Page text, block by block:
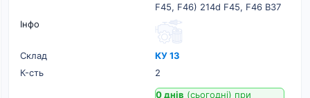
F45, F46) 214d F45, F46 B37
Інфо
Склад
КУ 13
К-cть
2
0 днів (сьогодні) при